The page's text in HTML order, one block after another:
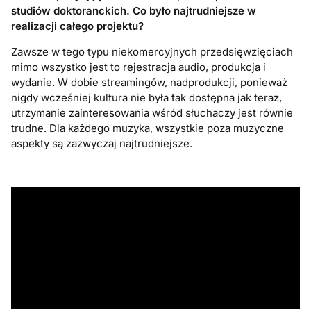
studiów doktoranckich. Co było najtrudniejsze w
realizacji całego projektu?
Zawsze w tego typu niekomercyjnych przedsięwzięciach
mimo wszystko jest to rejestracja audio, produkcja i
wydanie. W dobie streamingów, nadprodukcji, ponieważ
nigdy wcześniej kultura nie była tak dostępna jak teraz,
utrzymanie zainteresowania wśród słuchaczy jest równie
trudne. Dla każdego muzyka, wszystkie poza muzyczne
aspekty są zazwyczaj najtrudniejsze.